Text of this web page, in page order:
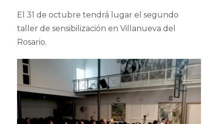
El 31 de octubre tendrá lugar el segundo
taller de sensibilización en Villanueva del
Rosario.